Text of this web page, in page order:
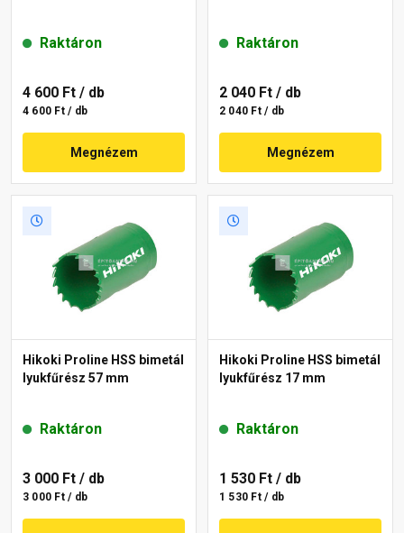
Raktáron
4 600 Ft / db
4 600 Ft / db
Megnézem
Raktáron
2 040 Ft / db
2 040 Ft / db
Megnézem
Hikoki Proline HSS bimetál
lyukfűrész 57 mm
Raktáron
3 000 Ft / db
3 000 Ft / db
Hikoki Proline HSS bimetál
lyukfűrész 17 mm
Raktáron
1 530 Ft / db
1 530 Ft / db